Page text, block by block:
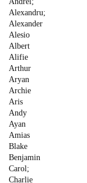
Alexandru;
Alexander
Alesio
Albert
Alifie
Arthur
Aryan
Archie
Aris
Andy
Ayan
Amias
Blake
Benjamin
Carol;
Charlie